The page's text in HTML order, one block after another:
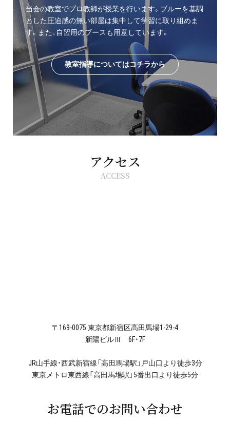
当会の教室でプロ教師が授業を行います。ブルーを基調
とした圧迫感の無い部屋は集中して学習に取り組めま
す。また、自習用のブースも用意しています。
教室指導についてはコチラから
アクセス
ACCESS
〒169-0075 東京都新宿区高田馬場1-29-4
新陽ビルⅢ 6F・7F
JR山手線・西武新宿線「高田馬場駅」戸山口より徒歩3分
東京メトロ東西線「高田馬場駅」5番出口より徒歩5分
お電話でのお問い合わせ